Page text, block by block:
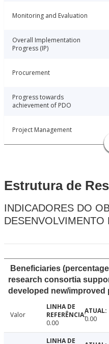
Monitoring and Evaluation
Overall Implementation
Progress (IP)
Procurement
Progress towards
achievement of PDO
Project Management
Estrutura de
INDICADORES DO
DESENVOLVIMENTO
Beneficiaries
research consortia
developed new/
Valor
0.00
0.00